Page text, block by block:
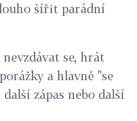
šířit parádní
se, hrát
a hlavně "se
zápas nebo další